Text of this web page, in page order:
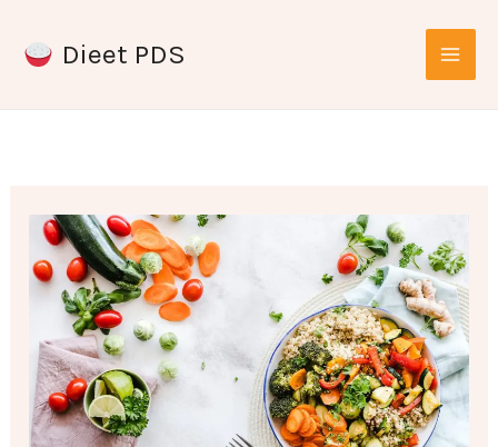
naar
Dieet PDS